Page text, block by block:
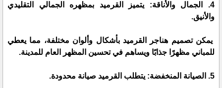
4. الجمال والأناقة: يتميز القرميد بمظهره الجمالي التقليدي
والأنيق.
يمكن تصميم هناجر القرميد بأشكال وألوان مختلفة، مما يعطي
للمباني مظهرًا جذابًا ويساهم في تحسين المظهر العام للمدينة.
5. الصيانة المنخفضة: يتطلب القرميد صيانة محدودة.